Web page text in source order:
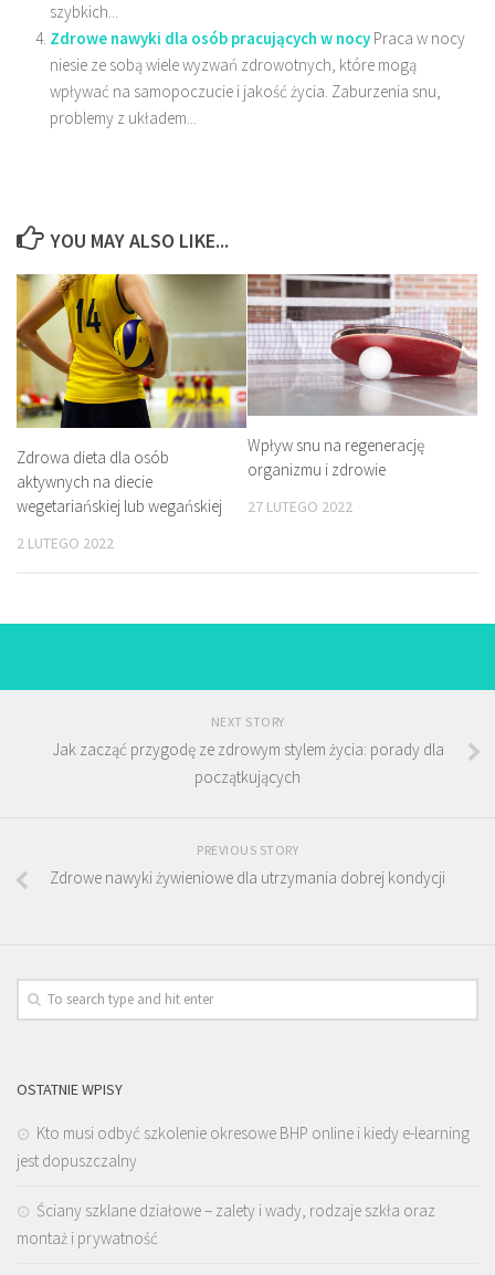
szybkich...
Zdrowe nawyki dla osób pracujących w nocy Praca w nocy
niesie ze sobą wiele wyzwań zdrowotnych, które mogą
wpływać na samopoczucie i jakość życia. Zaburzenia snu,
problemy z układem...
YOU MAY ALSO LIKE...
Zdrowa dieta dla osób
aktywnych na diecie
wegetariańskiej lub wegańskiej
2 LUTEGO 2022
Wpływ snu na regenerację
organizmu i zdrowie
27 LUTEGO 2022
NEXT STORY
Jak zacząć przygodę ze zdrowym stylem życia: porady dla
początkujących
PREVIOUS STORY
Zdrowe nawyki żywieniowe dla utrzymania dobrej kondycji
OSTATNIE WPISY
Kto musi odbyć szkolenie okresowe BHP online i kiedy e-learning
jest dopuszczalny
Ściany szklane działowe – zalety i wady, rodzaje szkła oraz
montaż i prywatność